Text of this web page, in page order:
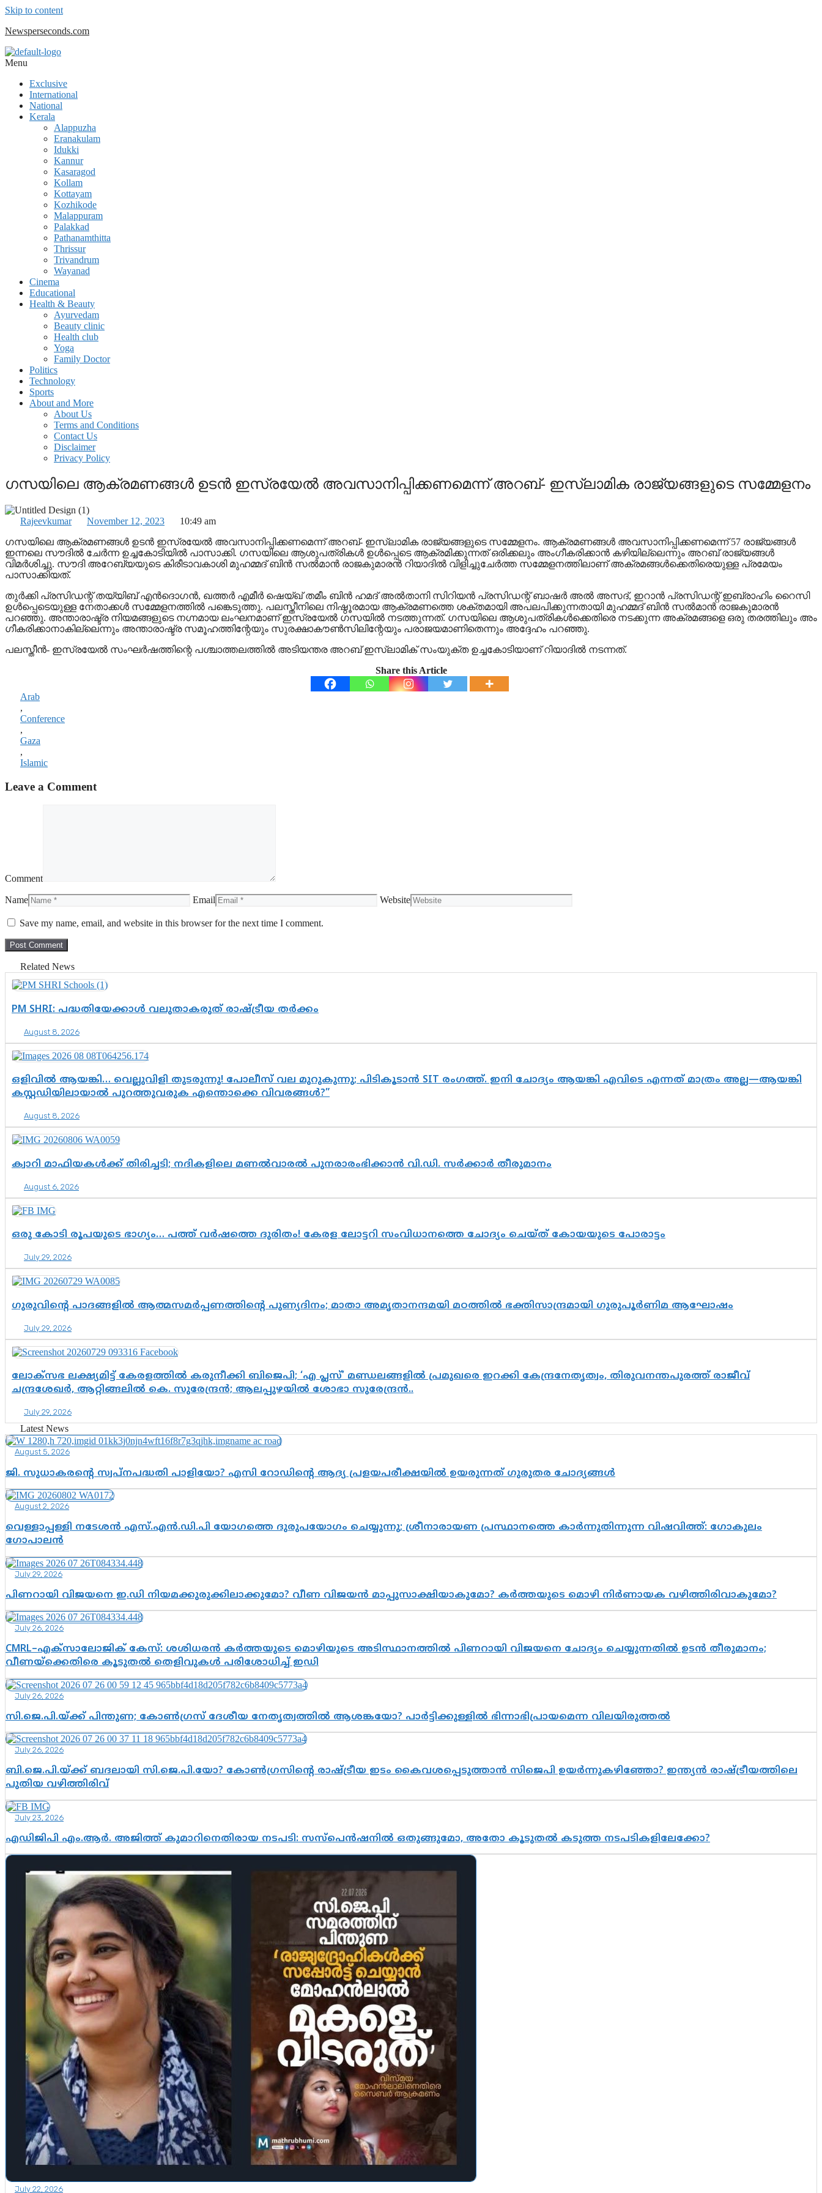
Skip to content
Newsperseconds.com
Menu
Exclusive
International
National
Kerala
Alappuzha
Eranakulam
Idukki
Kannur
Kasaragod
Kollam
Kottayam
Kozhikode
Malappuram
Palakkad
Pathanamthitta
Thrissur
Trivandrum
Wayanad
Cinema
Educational
Health & Beauty
Ayurvedam
Beauty clinic
Health club
Yoga
Family Doctor
Politics
Technology
Sports
About and More
About Us
Terms and Conditions
Contact Us
Disclaimer
Privacy Policy
ഗസയിലെ ആക്രമണങ്ങൾ ഉടൻ ഇസ്രയേൽ അവസാനിപ്പിക്കണമെന്ന് അറബ്- ഇസ്ലാമിക രാജ്യങ്ങളുടെ സമ്മേളനം
Rajeevkumar November 12, 2023
10:49 am
ഗസയിലെ ആക്രമണങ്ങൾ ഉടൻ ഇസ്രയേൽ അവസാനിപ്പിക്കണമെന്ന് അറബ്- ഇസ്ലാമിക രാജ്യങ്ങളുടെ സമ്മേളനം. ആക്രമണങ്ങൾ അവസാനിപ്പിക്കണമെന്ന് 57 രാജ്യങ്ങൾ
ഇന്നലെ സൗദിൽ ചേർന്ന ഉച്ചകോടിയിൽ പാസാക്കി. ​ഗസയിലെ ആശുപത്രികൾ ഉൾപ്പെടെ ആക്രമിക്കുന്നത് ഒരിക്കലും അം​ഗീകരിക്കാൻ കഴിയില്ലെന്നും അറബ് രാജ്യങ്ങൾ
വിമർശിച്ചു. സൗദി അറേബ്യയുടെ കിരീടാവകാശി മുഹമ്മദ് ബിൻ സൽമാൻ രാജകുമാരൻ റിയാദിൽ വിളിച്ചുചേർത്ത സമ്മേളനത്തിലാണ് അക്രമങ്ങൾക്കെതിരെയുള്ള പ്രമേയം
പാസാക്കിയത്.
തുർക്കി പ്രസിഡന്റ് തയ്യിബ് എൻദൊ​ഗൻ, ഖത്തർ എമീർ ഷെയ്ഖ് തമീം ബിൻ ഹമദ് അൽതാനി സിറിയൻ പ്രസിഡന്റ് ബാഷർ അൽ അസദ്, ഇറാൻ പ്രസിഡന്റ് ഇബ്രാഹിം റൈസി
ഉൾപ്പെടെയുള്ള നേതാക്കൾ സമ്മേളനത്തിൽ പങ്കെടുത്തു. പലസ്തീനിലെ നിഷ്ഠൂരമായ ആക്രമണത്തെ ശക്തമായി അപലപിക്കുന്നതായി മുഹമ്മദ് ബിൻ സൽമാൻ രാജകുമാരൻ
പറഞ്ഞു. അന്താരാഷ്ട്ര നിയമങ്ങളുടെ ന​​ഗ്നമായ ലംഘനമാണ് ഇസ്രയേൽ ​ഗസയിൽ നടത്തുന്നത്. ​ഗസയിലെ ആശുപത്രികൾക്കെതിരെ നടക്കുന്ന അക്രമങ്ങളെ ഒരു തരത്തിലും അം​
ഗീകരിക്കാനാകില്ലെന്നും അന്താരാഷ്ട്ര സമൂഹത്തിന്റേയും സുരക്ഷാകൗൺസിലിന്റേയും പരാജയമാണിതെന്നും അദ്ദേഹം പറഞ്ഞു.
പലസ്തീന്‍- ഇസ്രയേല്‍ സംഘര്‍ഷത്തിന്റെ പശ്ചാത്തലത്തില്‍ അടിയന്തര അറബ് ഇസ്ലാമിക് സംയുക്ത ഉച്ചകോടിയാണ് റിയാദില്‍ നടന്നത്.
Share this Article
Arab
,
Conference
,
Gaza
,
Islamic
Leave a Comment
Comment
Name Email Website
Save my name, email, and website in this browser for the next time I comment.
Related News
PM SHRI: പദ്ധതിയേക്കാൾ വലുതാകരുത് രാഷ്ട്രീയ തർക്കം
August 8, 2026
ഒളിവിൽ ആയങ്കി… വെല്ലുവിളി തുടരുന്നു! പോലീസ് വല മുറുകുന്നു; പിടികൂടാൻ SIT രംഗത്ത്. ഇനി ചോദ്യം ആയങ്കി എവിടെ എന്നത് മാത്രം അല്ല—ആയങ്കി
കസ്റ്റഡിയിലായാൽ പുറത്തുവരുക എന്തൊക്കെ വിവരങ്ങൾ?”
August 8, 2026
ക്വാറി മാഫിയകൾക്ക് തിരിച്ചടി; നദികളിലെ മണൽവാരൽ പുനരാരംഭിക്കാൻ വി.ഡി. സർക്കാർ തീരുമാനം
August 6, 2026
ഒരു കോടി രൂപയുടെ ഭാഗ്യം… പത്ത് വർഷത്തെ ദുരിതം! കേരള ലോട്ടറി സംവിധാനത്തെ ചോദ്യം ചെയ്ത് കോയയുടെ പോരാട്ടം
July 29, 2026
ഗുരുവിന്റെ പാദങ്ങളിൽ ആത്മസമർപ്പണത്തിന്റെ പുണ്യദിനം; മാതാ അമൃതാനന്ദമയി മഠത്തിൽ ഭക്തിസാന്ദ്രമായി ഗുരുപൂർണിമ ആഘോഷം
July 29, 2026
ലോക്സഭ ലക്ഷ്യമിട്ട് കേരളത്തിൽ കരുനീക്കി ബിജെപി; ‘എ പ്ലസ്’ മണ്ഡലങ്ങളിൽ പ്രമുഖരെ ഇറക്കി കേന്ദ്രനേതൃത്വം, തിരുവനന്തപുരത്ത് രാജീവ്
ചന്ദ്രശേഖർ, ആറ്റിങ്ങലിൽ കെ. സുരേന്ദ്രൻ; ആലപ്പുഴയിൽ ശോഭാ സുരേന്ദ്രൻ..
July 29, 2026
Latest News
August 5, 2026
ജി. സുധാകരന്റെ സ്വപ്നപദ്ധതി പാളിയോ? എസി റോഡിന്റെ ആദ്യ പ്രളയപരീക്ഷയിൽ ഉയരുന്നത് ഗുരുതര ചോദ്യങ്ങൾ
August 2, 2026
വെള്ളാപ്പള്ളി നടേശൻ എസ്.എൻ.ഡി.പി യോഗത്തെ ദുരുപയോഗം ചെയ്യുന്നു; ശ്രീനാരായണ പ്രസ്ഥാനത്തെ കാർന്നുതിന്നുന്ന വിഷവിത്ത്: ഗോകുലം
ഗോപാലൻ
July 29, 2026
പിണറായി വിജയനെ ഇ.ഡി നിയമക്കുരുക്കിലാക്കുമോ? വീണ വിജയൻ മാപ്പുസാക്ഷിയാകുമോ? കർത്തയുടെ മൊഴി നിർണായക വഴിത്തിരിവാകുമോ?
July 26, 2026
CMRL–എക്‌സാലോജിക് കേസ്: ശശിധരൻ കർത്തയുടെ മൊഴിയുടെ അടിസ്ഥാനത്തിൽ പിണറായി വിജയനെ ചോദ്യം ചെയ്യുന്നതിൽ ഉടൻ തീരുമാനം;
വീണയ്‌ക്കെതിരെ കൂടുതൽ തെളിവുകൾ പരിശോധിച്ച് ഇഡി
July 26, 2026
സി.ജെ.പി.യ്ക്ക് പിന്തുണ; കോൺഗ്രസ് ദേശീയ നേതൃത്വത്തിൽ ആശങ്കയോ? പാർട്ടിക്കുള്ളിൽ ഭിന്നാഭിപ്രായമെന്ന വിലയിരുത്തൽ
July 26, 2026
ബി.ജെ.പി.യ്ക്ക് ബദലായി സി.ജെ.പി.യോ? കോൺഗ്രസിന്റെ രാഷ്ട്രീയ ഇടം കൈവശപ്പെടുത്താൻ സിജെപി ഉയർന്നുകഴിഞ്ഞോ? ഇന്ത്യൻ രാഷ്ട്രീയത്തിലെ
പുതിയ വഴിത്തിരിവ്
July 23, 2026
എഡിജിപി എം.ആർ. അജിത്ത് കുമാറിനെതിരായ നടപടി: സസ്പെൻഷനിൽ ഒതുങ്ങുമോ, അതോ കൂടുതൽ കടുത്ത നടപടികളിലേക്കോ?
July 22, 2026